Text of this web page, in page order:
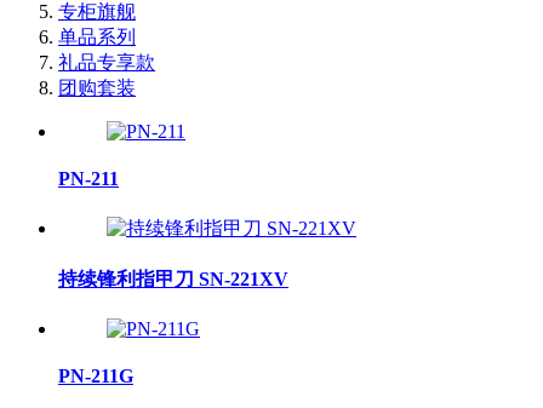
专柜旗舰
单品系列
礼品专享款
团购套装
PN-211
持续锋利指甲刀 SN-221XV
PN-211G